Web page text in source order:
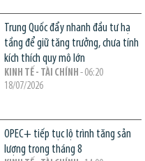
Trung Quốc đẩy nhanh đầu tư hạ
tầng để giữ tăng trưởng, chưa tính
kích thích quy mô lớn
KINH TẾ - TÀI CHÍNH - 06:20
18/07/2026
OPEC+ tiếp tục lộ trình tăng sản
lượng trong tháng 8